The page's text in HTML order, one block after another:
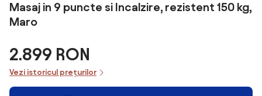
Masaj in 9 puncte si Incalzire, rezistent 150 kg,
Maro
2.899 RON
Vezi istoricul prețurilor